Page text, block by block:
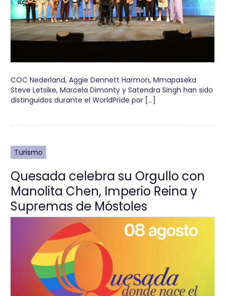
COC Nederland, Aggie Dennett Harmon, Mmapaseka
Steve Letsike, Marcela Dimonty y Satendra Singh han sido
distinguidos durante el WorldPride por […]
Turismo
Quesada celebra su Orgullo con
Manolita Chen, Imperio Reina y
Supremas de Móstoles